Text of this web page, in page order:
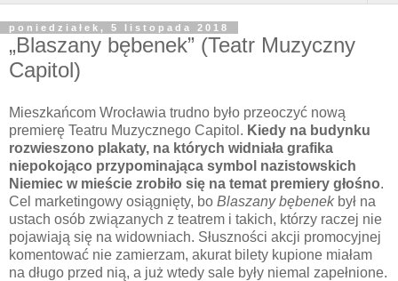
poniedziałek, 5 listopada 2018
„Blaszany bębenek” (Teatr Muzyczny
Capitol)
Mieszkańcom Wrocławia trudno było przeoczyć nową
premierę Teatru Muzycznego Capitol. Kiedy na budynku
rozwieszono plakaty, na których widniała grafika
niepokojąco przypominająca symbol nazistowskich
Niemiec w mieście zrobiło się na temat premiery głośno.
Cel marketingowy osiągnięty, bo Blaszany bębenekbył na
ustach osób związanych z teatrem i takich, którzy raczej nie
pojawiają się na widowniach. Słuszności akcji promocyjnej
komentować nie zamierzam, akurat bilety kupione miałam
na długo przed nią, a już wtedy sale były niemal zapełnione.